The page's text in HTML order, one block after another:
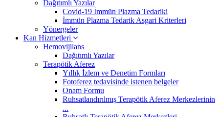
Dağıtımlı Yazılar
Covid-19 İmmün Plazma Tedariki
İmmün Plazma Tedarik Asgari Kriterleri
Yönergeler
Kan Hizmetleri
Hemovijilans
Dağıtımlı Yazılar
Terapötik Aferez
Yıllık İzlem ve Denetim Formları
Fotoferez tedavisinde istenen belgeler
Onam Formu
Ruhsatlandırılmış Terapötik Aferez Merkezlerinin
...